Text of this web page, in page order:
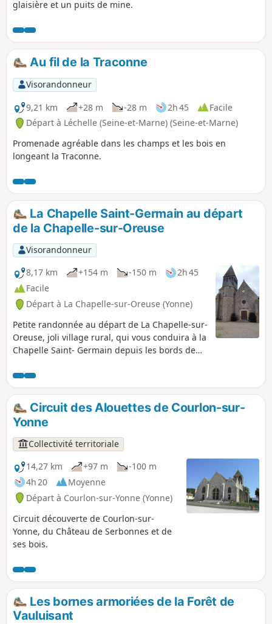
glaisière et un puits de mine.
Au fil de la Traconne
Visorandonneur
9,21 km
+28 m -28 m 2h 45
Facile
Départ à Léchelle (Seine-et-Marne) (Seine-et-Marne)
Promenade agréable dans les champs et les bois en
longeant la Traconne.
La Chapelle Saint-Germain au départ
de la Chapelle-sur-Oreuse
Visorandonneur
8,17 km
+154 m -150 m
2h 45
Facile
Départ à La Chapelle-sur-Oreuse (Yonne)
Petite randonnée au départ de La Chapelle-sur-
Oreuse, joli village rural, qui vous conduira à la
Chapelle Saint- Germain depuis les bords de
la campagne, puis vous pénétrerez dans les
bois avant d'atteindre la chapelle. Là, une table
d'orientation vous permettra de découvrir la
vallée du Nord de l'Yonne. Au retour, vous
traverserez le village en passant près de
l'Église Saint-Laurent puis entre les étangs de
pêche et longerez le lavoir.
Circuit des Alouettes de Courlon-sur-
Yonne
Collectivité territoriale
14,27 km
+97 m
-100 m
4h 20
Moyenne
Départ à Courlon-sur-Yonne (Yonne)
Circuit découverte de Courlon-sur-
Yonne, du Château de Serbonnes et de
ses bois.
Les bornes armoriées de la Forêt de
Vauluisant